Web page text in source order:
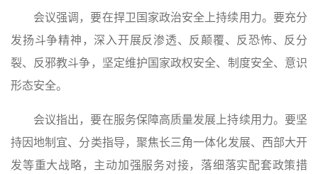
会议强调，要在捍卫国家政治安全上持续用力。要充分
发扬斗争精神，深入开展反渗透、反颠覆、反恐怖、反分
裂、反邪教斗争，坚定维护国家政权安全、制度安全、意识
形态安全。
会议指出，要在服务保障高质量发展上持续用力。要坚
持因地制宜、分类指导，聚焦长三角一体化发展、西部大开
发等重大战略，主动加强服务对接，落细落实配套政策措